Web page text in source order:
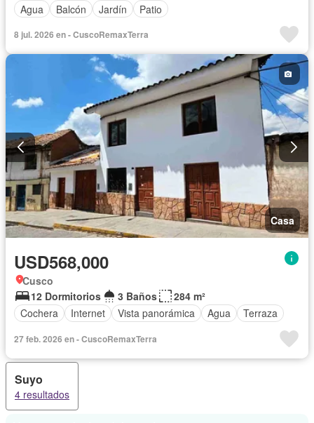
Agua
Balcón Jardín Patio
8 jul. 2026 en - CuscoRemaxTerra
Casa
USD568,000
Cusco
12 Dormitorios
3 Baños
284 m²
Cochera
Internet Vista panorámica Agua Terraza
27 feb. 2026 en - CuscoRemaxTerra
Suyo
4 resultados